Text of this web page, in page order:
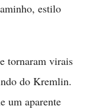
estilo
tornaram virais
do Kremlin.
um aparente